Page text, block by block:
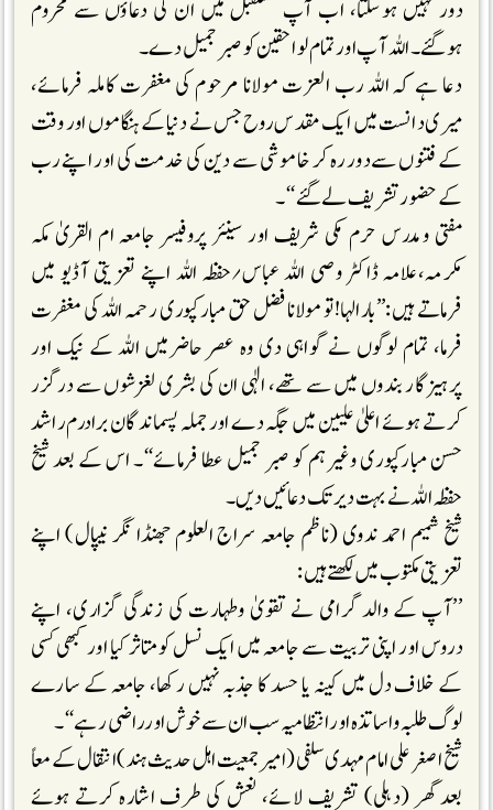
دور نہیں ہوسکتا، اب آپ مستقبل میں ان کی دعاؤں سے محروم
ہوگئے۔ اللہ آپ اور تمام لواحقین کو صبر جمیل دے۔
دعا ہے کہ اللہ رب العزت مولانا مرحوم کی مغفرت کاملہ فرمائے،
میری دانست میں ایک مقدس روح جس نے دنیا کے ہنگاموں اور وقت
کے فتنوں سے دور رہ کر خاموشی سے دین کی خدمت کی اور اپنے رب
کے حضور تشریف لے گئے‘‘۔
مفتی ومدرس حرم مکی شریف اور سینئر پروفیسر جامعہ ام القریٰ مکہ
مکرمہ،علامہ ڈاکٹر وصی اللہ عباس؍حفظہ اللہ اپنے تعزیتی آڈیو میں
فرماتے ہیں:’’بارالہا!تو مولانا فضل حق مبارکپوری رحمہ اللہ کی مغفرت
فرما، تمام لوگوں نے گواہی دی وہ عصر حاضرمیں اللہ کے نیک اور
پرہیزگار بندوں میں سے تھے، الٰہی ان کی بشری لغزشوں سے درگزر
کرتے ہوئے اعلیٰ علیین میں جگہ دے اور جملہ پسماندگان برادرم راشد
حسن مبارکپوری وغیرہم کو صبر جمیل عطا فرمائے‘‘۔ اس کے بعد شیخ
حفظہ اللہ نے بہت دیر تک دعائیں دیں۔
شیخ شمیم احمد ندوی (ناظم جامعہ سراج العلوم جھنڈا نگر نیپال) اپنے
تعزیتی مکتوب میں لکھتے ہیں:
’’آپ کے والد گرامی نے تقویٰ وطہارت کی زندگی گزاری، اپنے
دروس اور اپنی تربیت سے جامعہ میں ایک نسل کومتاثر کیا اور کبھی کسی
کے خلاف دل میں کینہ یا حسد کا جذبہ نہیں رکھا، جامعہ کے سارے
لوگ طلبہ واساتذہ اور انتظامیہ سب ان سے خوش اور راضی رہے‘‘۔
شیخ اصغر علی امام مہدی سلفی (امیر جمعیت اہل حدیث ہند)انتقال کے معاً
بعد گھر (دہلی) تشریف لائے، نعش کی طرف اشارہ کرتے ہوئے